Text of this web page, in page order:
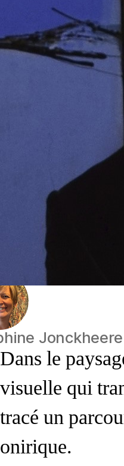
Jonckheere
Dans le
visuelle qui
tracé un
onirique.